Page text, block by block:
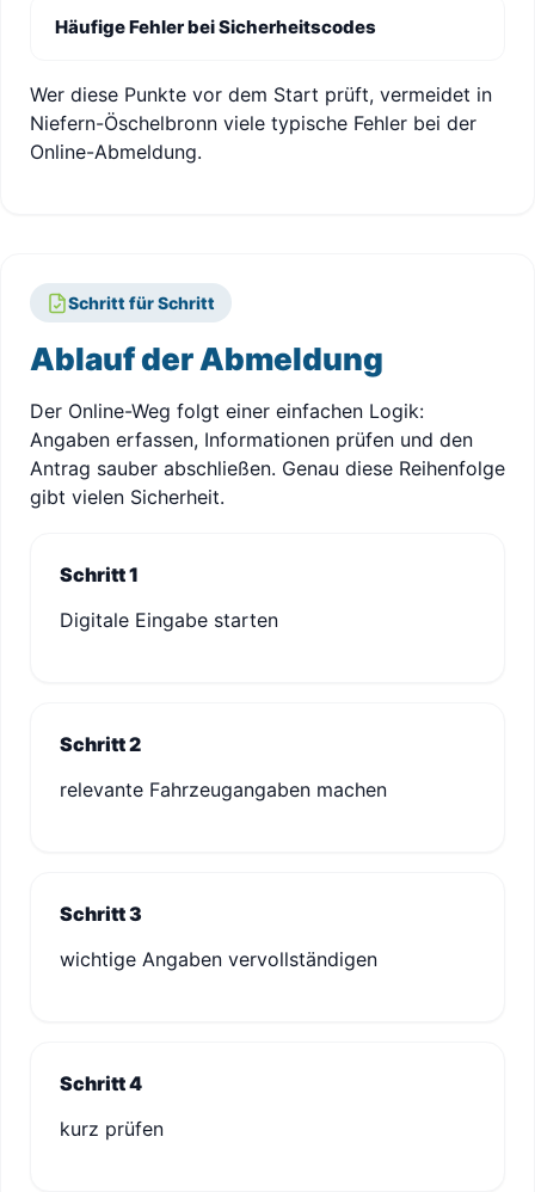
Häufige Fehler bei Sicherheitscodes
Wer diese Punkte vor dem Start prüft, vermeidet in
Niefern-Öschelbronn viele typische Fehler bei der
Online-Abmeldung.
Schritt für Schritt
Ablauf der Abmeldung
Der Online-Weg folgt einer einfachen Logik:
Angaben erfassen, Informationen prüfen und den
Antrag sauber abschließen. Genau diese Reihenfolge
gibt vielen Sicherheit.
Schritt 1
Digitale Eingabe starten
Schritt 2
relevante Fahrzeugangaben machen
Schritt 3
wichtige Angaben vervollständigen
Schritt 4
kurz prüfen